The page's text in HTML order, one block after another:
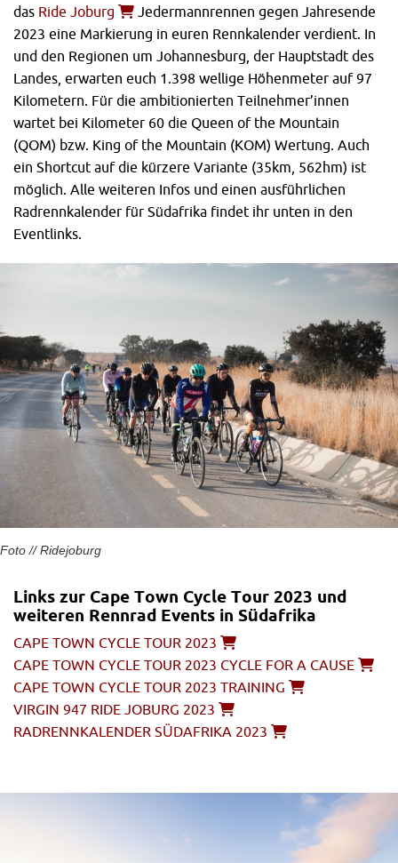
das Ride Joburg
Jedermannrennen gegen Jahresende
2023 eine Markierung in euren Rennkalender verdient. In
und den Regionen um Johannesburg, der Hauptstadt des
Landes, erwarten euch 1.398 wellige Höhenmeter auf 97
Kilometern. Für die ambitionierten Teilnehmer’innen
wartet bei Kilometer 60 die Queen of the Mountain
(QOM) bzw. King of the Mountain (KOM) Wertung. Auch
ein Shortcut auf die kürzere Variante (35km, 562hm) ist
möglich. Alle weiteren Infos und einen ausführlichen
Radrennkalender für Südafrika findet ihr unten in den
Eventlinks.
Foto // Ridejoburg
Links zur Cape Town Cycle Tour 2023 und
weiteren Rennrad Events in Südafrika
CAPE TOWN CYCLE TOUR 2023
CAPE TOWN CYCLE TOUR 2023 CYCLE FOR A CAUSE
CAPE TOWN CYCLE TOUR 2023 TRAINING
VIRGIN 947 RIDE JOBURG 2023
RADRENNKALENDER SÜDAFRIKA 2023